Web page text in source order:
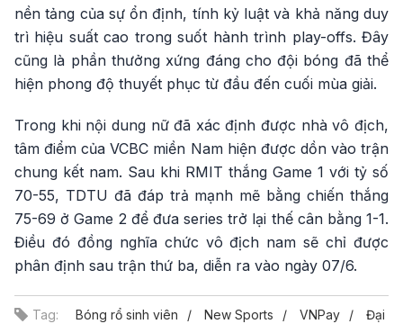
nền tảng của sự ổn định, tính kỷ luật và khả năng duy
trì hiệu suất cao trong suốt hành trình play-offs. Đây
cũng là phần thưởng xứng đáng cho đội bóng đã thể
hiện phong độ thuyết phục từ đầu đến cuối mùa giải.
Trong khi nội dung nữ đã xác định được nhà vô địch,
tâm điểm của VCBC miền Nam hiện được dồn vào trận
chung kết nam. Sau khi RMIT thắng Game 1 với tỷ số
70-55, TDTU đã đáp trả mạnh mẽ bằng chiến thắng
75-69 ở Game 2 để đưa series trở lại thế cân bằng 1-1.
Điều đó đồng nghĩa chức vô địch nam sẽ chỉ được
phân định sau trận thứ ba, diễn ra vào ngày 07/6.
Tag: Bóng rổ sinh viên New Sports VNPay Đại